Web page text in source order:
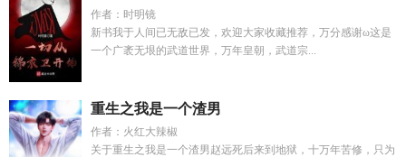
作者：时明镜
新书我于人间已无敌已发，欢迎大家收藏推荐，万分感谢ω这是
一个广袤无垠的武道世界，万年皇朝，武道宗...
重生之我是一个渣男
作者：火红大辣椒
关于重生之我是一个渣男赵远死后来到地狱，十万年苦修，只为